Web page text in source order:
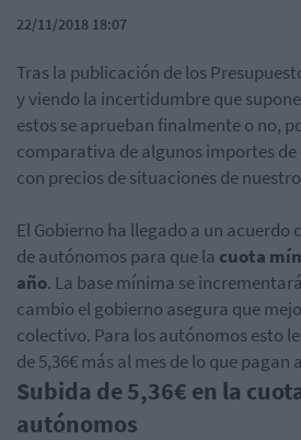
22/11/2018 18:07
Tras la publicación de los
y viendo la incertidumbre que
estos se aprueban finalmente o no,
comparativa de algunos importes
con precios de situaciones de
El Gobierno ha llegado a un acuerdo
de autónomos para que la cuota
año. La base mínima se
cambio el gobierno asegura que
colectivo. Para los autónomos esto
de 5,36€ más al mes de lo que
Subida de 5,36€ en la
autónomos